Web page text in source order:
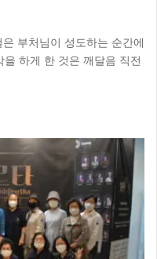
부처님이 성도하는 순간에
하게 한 것은 깨달음 직전